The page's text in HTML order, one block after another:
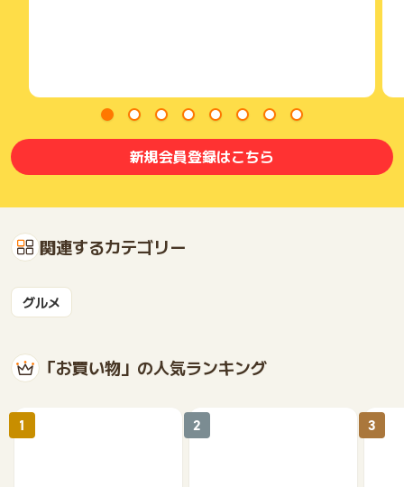
新規会員登録はこちら
関連するカテゴリー
グルメ
「お買い物」の人気ランキング
1 2 3